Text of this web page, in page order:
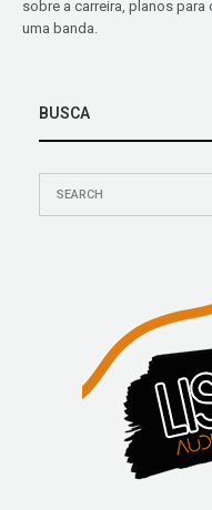
sobre a carreira, planos para
uma banda.
BUSCA